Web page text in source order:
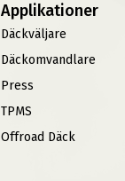
Applikationer
Däckväljare
Däckomvandlare
Press
TPMS
Offroad Däck